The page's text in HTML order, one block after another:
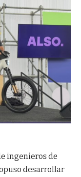
ingenieros de
desarrollar